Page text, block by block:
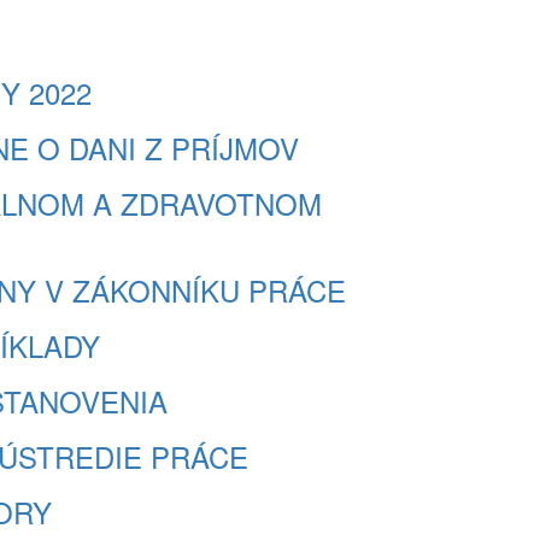
2022
O DANI Z PRÍJMOV
A ZDRAVOTNOM
V ZÁKONNÍKU PRÁCE
PRÁCE